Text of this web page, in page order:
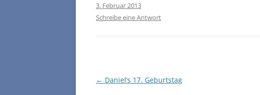
3. Februar 2013
Schreibe eine Antwort
Beitragsnavigation
← Daniel’s 17. Geburtstag